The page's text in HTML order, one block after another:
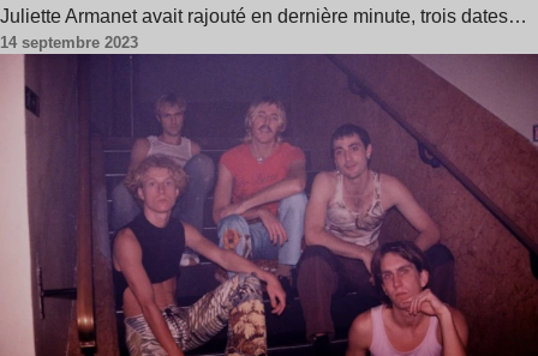
Juliette Armanet avait rajouté en dernière minute, trois dates…
14 septembre 2023